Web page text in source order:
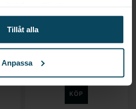
Tillåt alla
Anpassa
Realisera
KÖP